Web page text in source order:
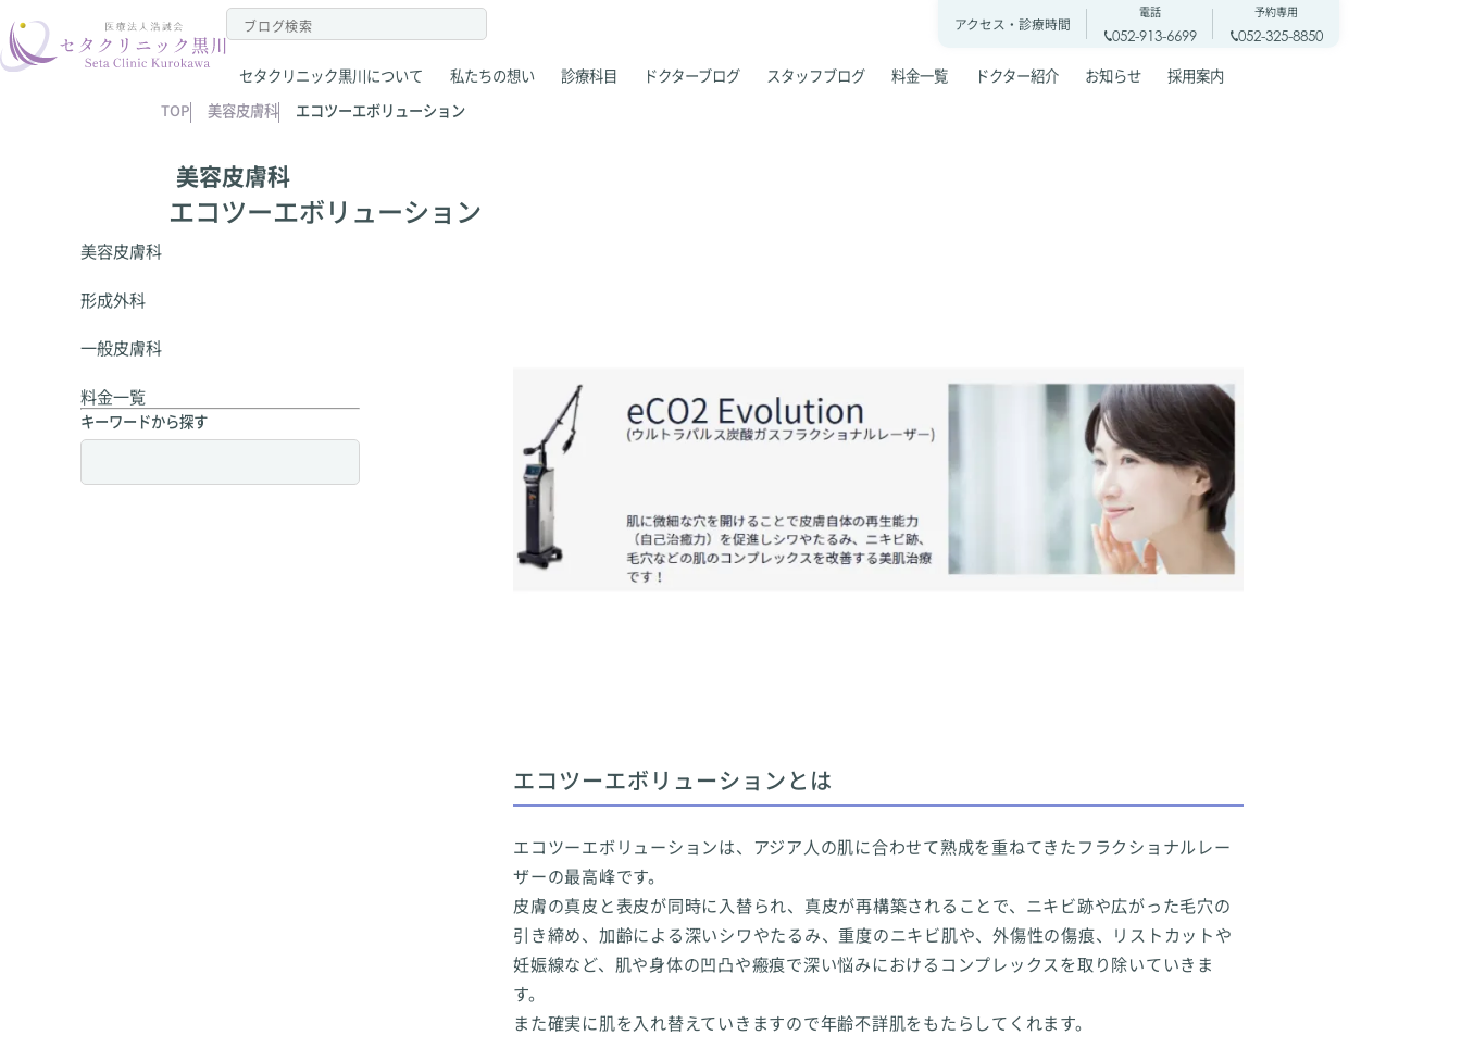
アクセス・診療時間
電話
052-913-6699
予約専用
052-325-8850
セタクリニック黒川について 私たちの想い 診療科目 ドクターブログ スタッフブログ 料金一覧 ドクター紹介 お知らせ 採用案内
美容皮膚科
エコツーエボリューション
TOP 美容皮膚科 エコツーエボリューション
美容皮膚科
形成外科
一般皮膚科
料金一覧
キーワードから探す
エコツーエボリューションとは
エコツーエボリューションは、アジア人の肌に合わせて熟成を重ねてきたフラクショナルレー
ザーの最高峰です。
皮膚の真皮と表皮が同時に入替られ、真皮が再構築されることで、ニキビ跡や広がった毛穴の
引き締め、加齢による深いシワやたるみ、重度のニキビ肌や、外傷性の傷痕、リストカットや
妊娠線など、肌や身体の凹凸や瘢痕で深い悩みにおけるコンプレックスを取り除いていきま
す。
また確実に肌を入れ替えていきますので年齢不詳肌をもたらしてくれます。